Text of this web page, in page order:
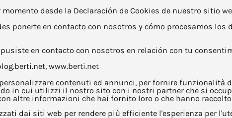
desde la Declaración de Cookies de nuestro sitio
ponerte en contacto con nosotros y cómo procesamos los
en contacto con nosotros en relación con tu
www.berti.net
contenuti ed annunci, per fornire funzionalità
in cui utilizzi il nostro sito con i nostri partner che si
altre informazioni che hai fornito loro o che hanno
dai siti web per rendere più efficiente l'esperienza per